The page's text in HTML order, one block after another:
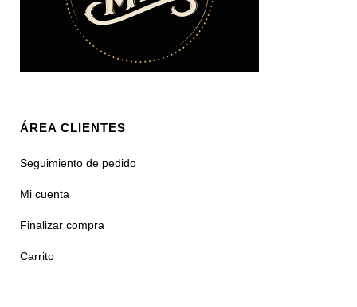
ÁREA CLIENTES
Seguimiento de pedido
Mi cuenta
Finalizar compra
Carrito